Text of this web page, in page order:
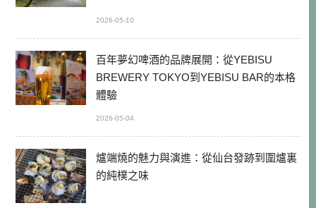
2026-05-10
百年夢幻啤酒的品牌展開：從YEBISU
BREWERY TOKYO到YEBISU BAR的本格
體驗
2026-05-04
爐端燒的魅力與演進：從仙台發跡到圍爐裏
的純樸之味